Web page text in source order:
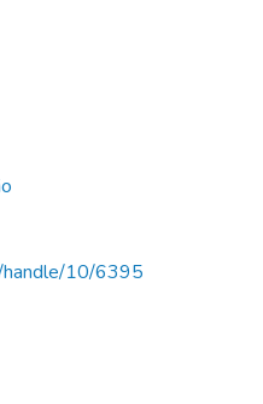
handle/10/6395